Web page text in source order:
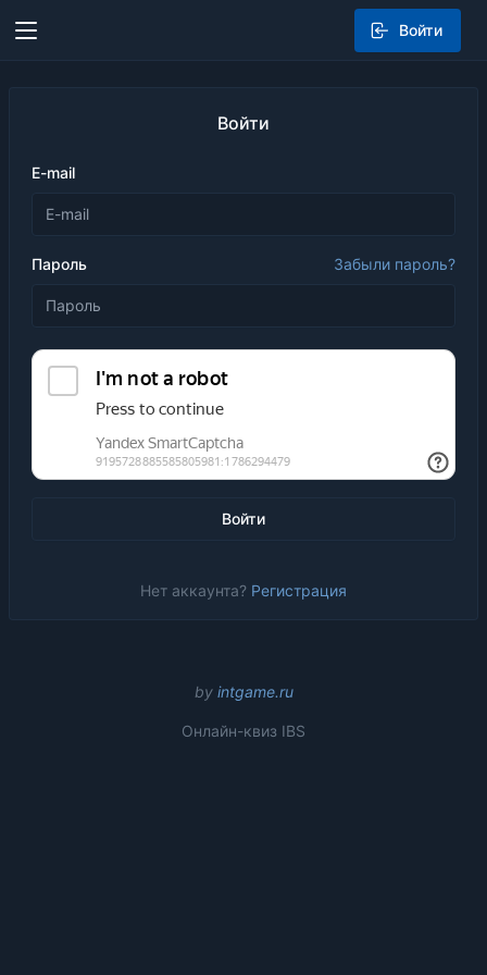
Войти
Войти
E-mail
Пароль Забыли пароль?
Нет аккаунта? Регистрация
by intgame.ru
Онлайн-квиз IBS